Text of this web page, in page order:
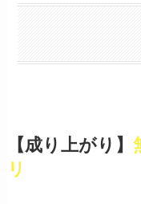
【成り上がり】
リ